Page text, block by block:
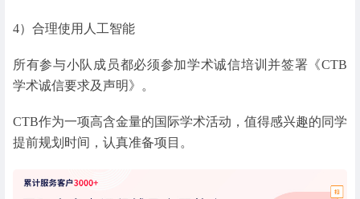
4）合理使用人工智能
所有参与小队成员都必须参加学术诚信培训并签署《CTB
学术诚信要求及声明》。
CTB作为一项高含金量的国际学术活动，值得感兴趣的同学
提前规划时间，认真准备项目。